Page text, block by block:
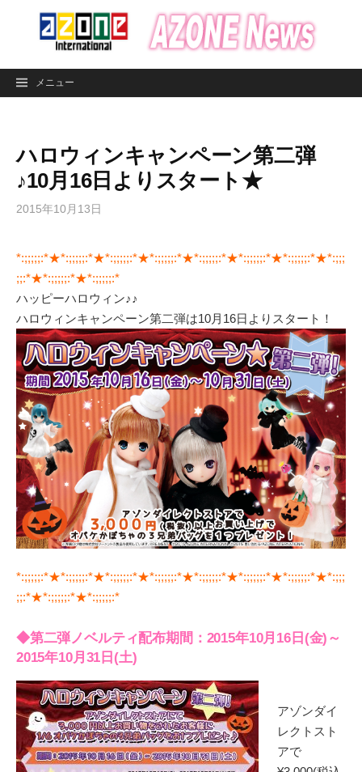
ン
メニュー
ハロウィンキャンペーン第二弾
♪10月16日よりスタート★
2015年10月13日
*:;;;;;:*★*:;;;;;:*★*:;;;;;:*★*:;;;;;:*★*:;;;;;:*★*:;;;;;:*★*:;;;;;:*★*:;;;
;;:*★*:;;;;;:*★*:;;;;;:*
ハッピーハロウィン♪♪
ハロウィンキャンペーン第二弾は10月16日よりスタート！
*:;;;;;:*★*:;;;;;:*★*:;;;;;:*★*:;;;;;:*★*:;;;;;:*★*:;;;;;:*★*:;;;;;:*★*:;;;
;;:*★*:;;;;;:*★*:;;;;;:*
◆第二弾ノベルティ配布期間：2015年10月16日(金)～
2015年10月31日(土)
アゾンダイ
レクトスト
アで